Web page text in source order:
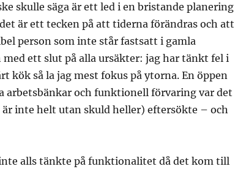
skulle säga är ett led i en bristande planering
är ett tecken på att tiderna förändras och att
person som inte står fastsatt i gamla
ett slut på alla ursäkter: jag har tänkt fel i
kök så la jag mest fokus på ytorna. En öppen
arbetsbänkar och funktionell förvaring var det
inte helt utan skuld heller) eftersökte – och
alls tänkte på funktionalitet då det kom till